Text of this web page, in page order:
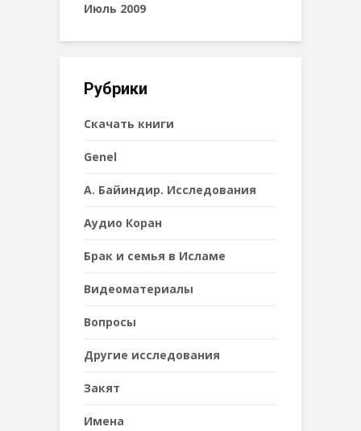
Июль 2009
Рубрики
Cкачать книги
Genel
А. Байиндир. Исследования
Аудио Коран
Брак и семья в Исламе
Видеоматериалы
Вопросы
Другие исследования
Закят
Имена